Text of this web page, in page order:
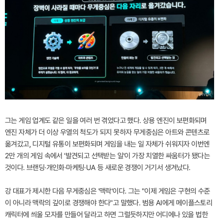
그는 게임 업계도 같은 일을 여러 번 겪었다고 했다. 상용 엔진이 보편화되며
엔진 자체가 더 이상 우열의 척도가 되지 못하자 무게중심은 아트와 콘텐츠로
옮겨갔고, 디지털 유통이 보편화되며 게임을 내는 일 자체가 쉬워지자 이번엔
2만 개의 게임 속에서 '발견되고 선택받는 일'이 가장 치열한 싸움터가 됐다는
것이다. 브랜딩·개인화·마케팅·UA 등 새로운 경쟁이 거기서 생겨났다.
강 대표가 제시한 다음 무게중심은 '맥락'이다. 그는 "이제 게임은 구현의 수준
이 아니라 맥락의 깊이로 경쟁해야 한다"고 말했다. 범용 AI에게 메이플스토리
캐릭터에 씌울 모자를 만들어 달라고 하면 그럴듯하지만 어디에나 있을 법한